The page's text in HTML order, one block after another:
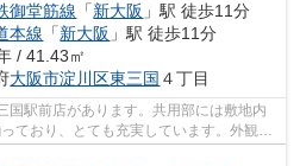
御堂筋線 「新大阪 」駅 徒歩11分
本線 「新大阪 」駅 徒歩11分
/ 41.43㎡
大阪市淀川区東三国 ４丁目
国駅前店があります。共用部には敷地内
ており、とても充実しています。外観タ